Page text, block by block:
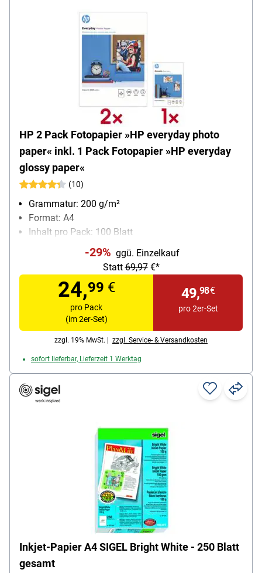
HP 2 Pack Fotopapier »HP everyday photo
paper« inkl. 1 Pack Fotopapier »HP everyday
glossy paper«
(10)
Grammatur: 200 g/m²
Format: A4
Inhalt pro Pack: 100 Blatt
-29% ggü. Einzelkauf
Statt69,97€*
24,99 €
pro Pack
(im 2er-Set)
49,98€
pro 2er-Set
zzgl. 19% MwSt. | zzgl. Service- & Versandkosten
sofort lieferbar, Lieferzeit 1 Werktag
Inkjet-Papier A4 SIGEL Bright White - 250 Blatt
gesamt